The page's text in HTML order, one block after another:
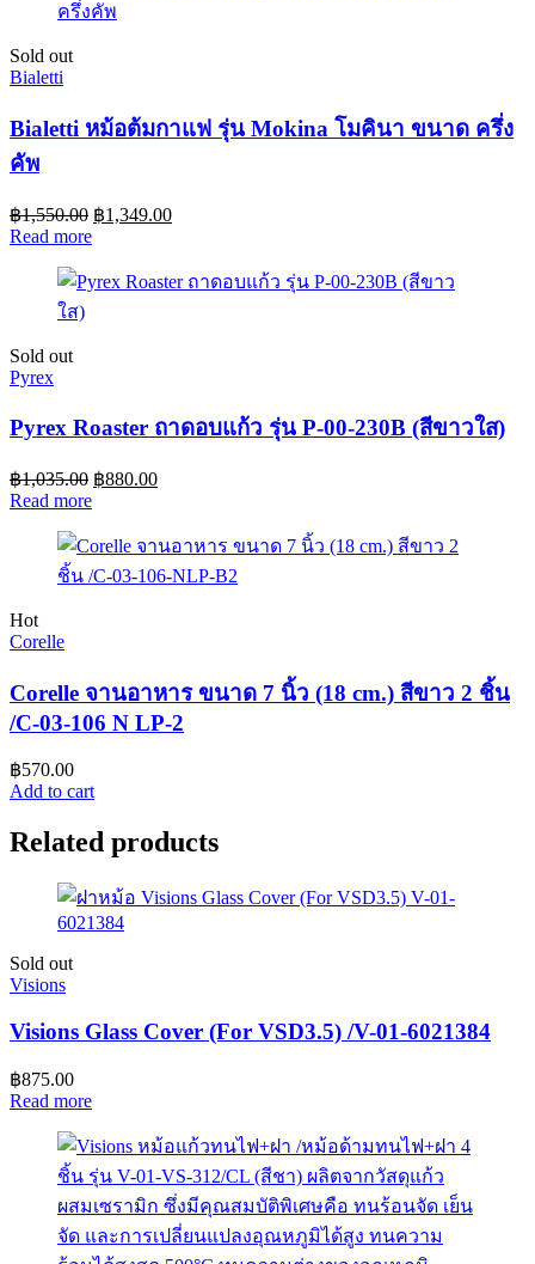
Sold out
Bialetti
Bialetti หม้อต้มกาแฟ รุ่น Mokina โมคินา ขนาด ครึ่ง
คัพ
฿1,550.00 ฿1,349.00
Read more
Sold out
Pyrex
Pyrex Roaster ถาดอบแก้ว รุ่น P-00-230B (สีขาวใส)
฿1,035.00 ฿880.00
Read more
Hot
Corelle
Corelle จานอาหาร ขนาด 7 นิ้ว (18 cm.) สีขาว 2 ชิ้น
/C-03-106 N LP-2
฿570.00
Add to cart
Related products
Sold out
Visions
Visions Glass Cover (For VSD3.5) /V-01-6021384
฿875.00
Read more